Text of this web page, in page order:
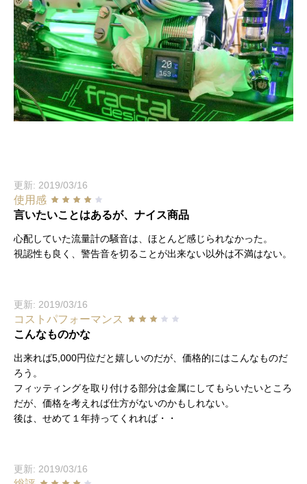
更新: 2019/03/16
使用感
言いたいことはあるが、ナイス商品
心配していた流量計の騒音は、ほとんど感じられなかった。
視認性も良く、警告音を切ることが出来ない以外は不満はない。
更新: 2019/03/16
コストパフォーマンス
こんなものかな
出来れば5,000円位だと嬉しいのだが、価格的にはこんなものだ
ろう。
フィッティングを取り付ける部分は金属にしてもらいたいところ
だが、価格を考えれば仕方がないのかもしれない。
後は、せめて１年持ってくれれば・・
更新: 2019/03/16